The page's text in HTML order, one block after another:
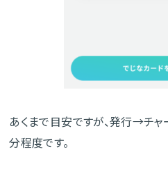
あくまで目安ですが、発行→チ
分程度です。